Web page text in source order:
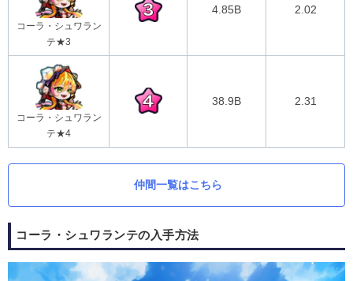
コーラ・シュワラン
テ★3
4.85B 2.02
コーラ・シュワラン
テ★4
38.9B 2.31
仲間一覧はこちら
コーラ・シュワランテの入手方法